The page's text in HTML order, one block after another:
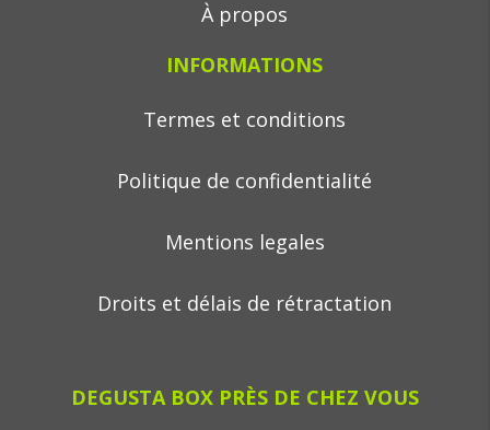
À propos
INFORMATIONS
Termes et conditions
Politique de confidentialité
Mentions legales
Droits et délais de rétractation
DEGUSTA BOX PRÈS DE CHEZ VOUS